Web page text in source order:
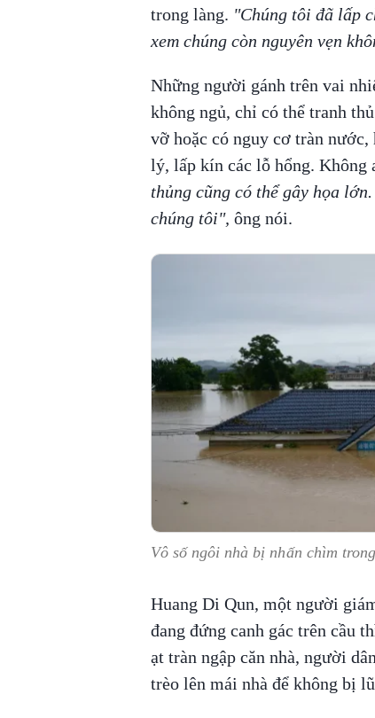
trong làng. "Chúng tôi đã lấp
xem chúng còn nguyên vẹn
Những người gánh trên vai
không ngủ, chỉ có thể tranh
vỡ hoặc có nguy cơ tràn
lý, lấp kín các lỗ hổng. Không
thủng cũng có thể gây họa
chúng tôi", ông nói.
Vô số ngôi nhà bị nhấn chìm
Huang Di Qun, một người
đang đứng canh gác trên cầu
ạt tràn ngập căn nhà, người
trèo lên mái nhà để không bị